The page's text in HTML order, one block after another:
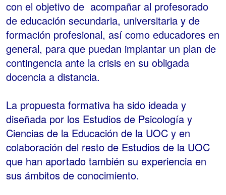
con el objetivo de acompañar al profesorado
de educación secundaria, universitaria y de
formación profesional, así como educadores en
general, para que puedan implantar un plan de
contingencia ante la crisis en su obligada
docencia a distancia.
La propuesta formativa ha sido ideada y
diseñada por los Estudios de Psicología y
Ciencias de la Educación de la UOC y en
colaboración del resto de Estudios de la UOC
que han aportado también su experiencia en
sus ámbitos de conocimiento.